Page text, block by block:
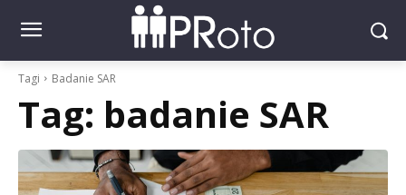
Tagi Badanie SAR
Tag: badanie SAR